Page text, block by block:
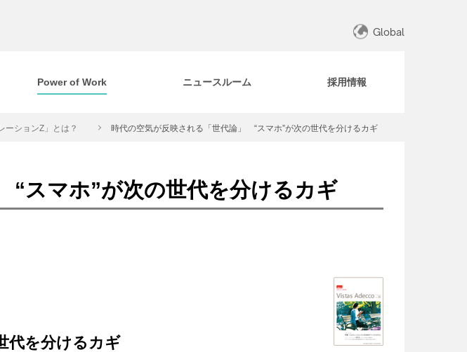
Global
Power of Work ニュースルーム 採用情報
ーションZ」とは？ 時代の空気が反映される「世代論」 “スマホ”が次の世代を分けるカギ
スマホ”が次の世代を分けるカギ
代を分けるカギ